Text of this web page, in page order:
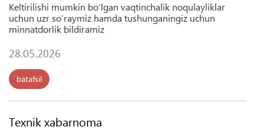
Keltirilishi mumkin bo‘lgan vaqtinchalik noqulayliklar
uchun uzr so‘raymiz hamda tushunganingiz uchun
minnatdorlik bildiramiz
28.05.2026
batafsil
Texnik xabarnoma